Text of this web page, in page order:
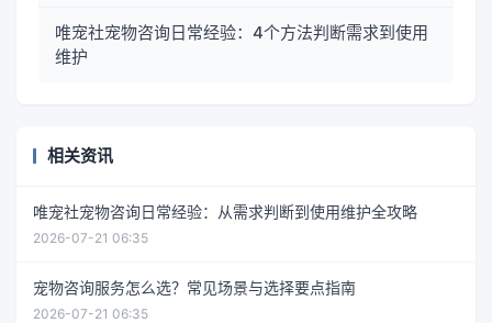
唯宠社宠物咨询日常经验：4个方法判断需求到使用
维护
相关资讯
唯宠社宠物咨询日常经验：从需求判断到使用维护全攻略
2026-07-21 06:35
宠物咨询服务怎么选？常见场景与选择要点指南
2026-07-21 06:35